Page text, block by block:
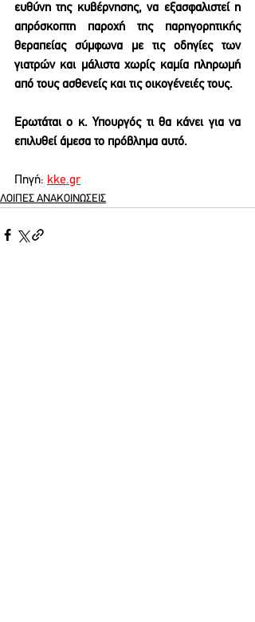
ευθύνη της κυβέρνησης, να εξασφαλιστεί η
απρόσκοπτη παροχή της παρηγορητικής
θεραπείας σύμφωνα με τις οδηγίες των
γιατρών και μάλιστα χωρίς καμία πληρωμή
από τους ασθενείς και τις οικογένειές τους.
Ερωτάται ο κ. Υπουργός τι θα κάνει για να
επιλυθεί άμεσα το πρόβλημα αυτό.
Πηγή: kke.gr
ΛΟΙΠΕΣ ΑΝΑΚΟΙΝΩΣΕΙΣ